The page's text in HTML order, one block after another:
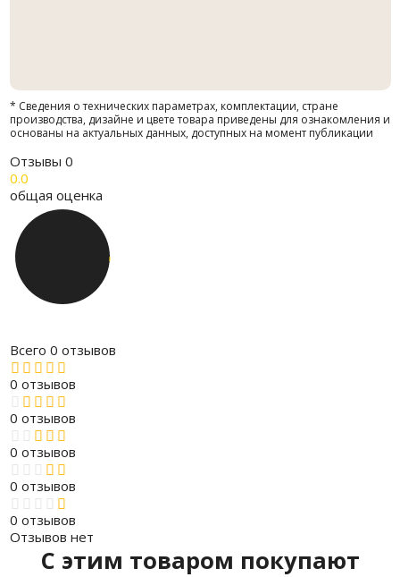
* Сведения о технических параметрах, комплектации, стране
производства, дизайне и цвете товара приведены для ознакомления и
основаны на актуальных данных, доступных на момент публикации
Отзывы 0
0.0
общая оценка
Всего 0 отзывов
0 отзывов
0 отзывов
0 отзывов
0 отзывов
0 отзывов
Отзывов нет
C этим товаром покупают